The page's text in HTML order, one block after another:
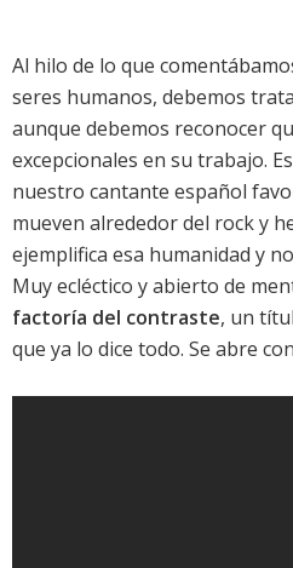
Al hilo de lo que
seres humanos, debemos
aunque debemos reconocer
excepcionales en su trabajo.
nuestro cantante español
mueven alrededor del rock y
ejemplifica esa humanidad y
Muy ecléctico y abierto de
factoría del contraste, un
que ya lo dice todo. Se abre con